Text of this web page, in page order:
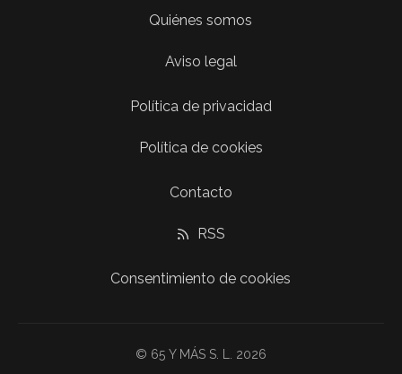
Quiénes somos
Aviso legal
Política de privacidad
Política de cookies
Contacto
RSS
Consentimiento de cookies
© 65 Y MÁS S. L. 2026